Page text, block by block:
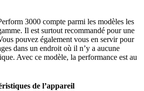
3000 compte parmi les modèles les
Il est surtout recommandé pour une
pouvez également vous en servir pour
dans un endroit où il n’y a aucune
Avec ce modèle, la performance est au
de l’appareil